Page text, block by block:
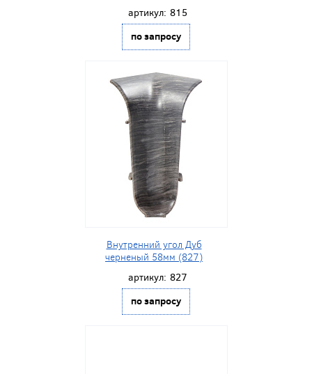
артикул: 815
по запросу
Внутренний угол Дуб
черненый 58мм (827)
артикул: 827
по запросу